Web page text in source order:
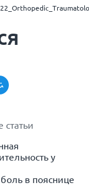
у
в пояснице